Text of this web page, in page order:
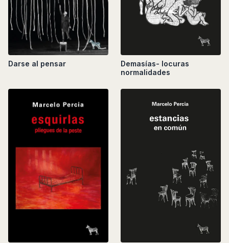
Darse al pensar
Demasías- locuras
normalidades